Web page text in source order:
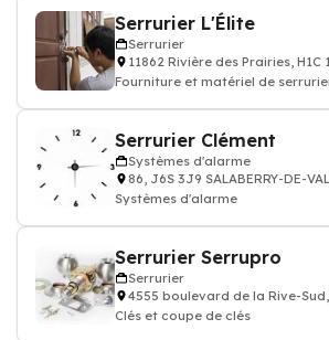
Serrurier L'Élite
Serrurier
11862 Rivière des Prairies, H1C
Fourniture et matériel de
Serrurier Clément
Systèmes d'alarme
86, J6S 3J9 SALABERRY-DE-
Systèmes d'alarme
Serrurier Serrupro
Serrurier
4555 boulevard de la Rive-Sud,
Clés et coupe de clés